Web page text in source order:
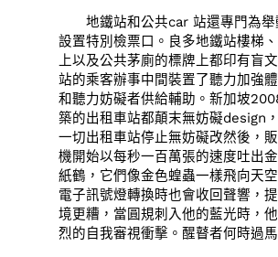
地鐵站和公共car 站還專門為舉
設置特別檢票口。良多地鐵站樓梯
上以及公共茅廁的標牌上都印有盲
站的乘客辦事中間裝置了聽力加強
和聽力妨礙者供給輔助。新加坡
築的出租車站都顛末無妨礙design
一切出租車站停止無妨礙改然後，販
機開始以每秒一百萬張的速度吐出
紙鶴，它們像金色蝗蟲一樣飛向天
電子訊號燈轉換時也會收回聲響，
境更糟，當圓規刺入他的藍光時，
烈的自我審視衝擊。醒瞽者何時過馬